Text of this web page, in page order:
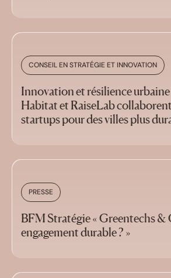
CONSEIL EN STRATÉGIE ET INNOVATION
Innovation et résilience
Habitat et RaiseLab collaborent
startups pour des villes plus
PRESSE
BFM Stratégie « Greentechs &
engagement durable ? »